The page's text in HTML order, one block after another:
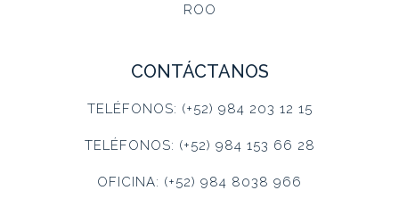
ROO
CONTÁCTANOS
TELÉFONOS: (+52) 984 203 12 15
TELÉFONOS: (+52) 984 153 66 28
OFICINA: (+52) 984 8038 966